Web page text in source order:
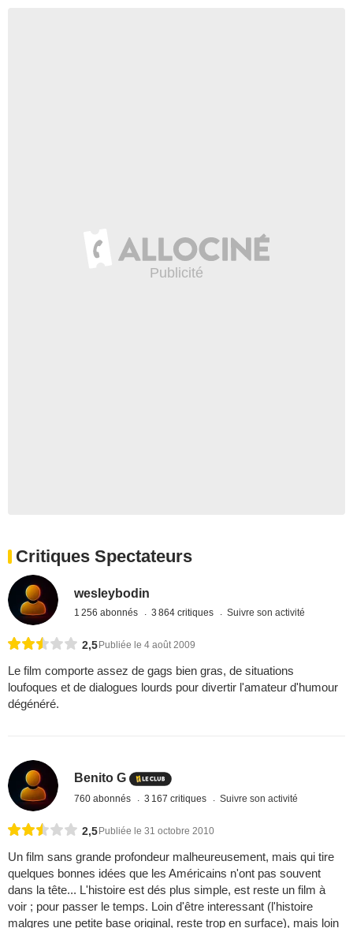
Critiques Spectateurs
wesleybodin
1 256 abonnés 3 864 critiques Suivre son activité
2,5 Publiée le 4 août 2009
Le film comporte assez de gags bien gras, de situations
loufoques et de dialogues lourds pour divertir l'amateur d'humour
dégénéré.
Benito G
760 abonnés 3 167 critiques Suivre son activité
2,5Publiée le 31 octobre 2010
Un film sans grande profondeur malheureusement, mais qui tire
quelques bonnes idées que les Américains n'ont pas souvent
dans la tête... L'histoire est dés plus simple, est reste un film à
voir ; pour passer le temps. Loin d'être interessant (l'histoire
malgres une petite base original, reste trop en surface), mais loin